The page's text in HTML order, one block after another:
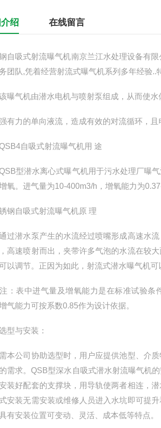
绍 在线留言
自吸式射流曝气机南京兰江水处理设备有
团队,凭着经营射流式曝气机系列多年经验..
机由潜水电机与喷射泵组成，从而使水
的单向液流，造成有效的对流循环，且
自吸式射流曝气机用 途
潜水离心式曝气机用于污水处理厂曝气
氧。进气量为10-400m3/h，增氧能力为
自吸式射流曝气机原 理
水泵产生的水流经过喷嘴形成高速水流
高速喷射而出，夹带许多气泡的水流在较
以调节。正因为如此，射流式潜水曝气机可
中进气量及增氧能力是在标准试验条件
气能力可按系数0.85作为设计依据。
与安装：
司协助选型时，用户应提供池型、介质
需求。QSB型深水自吸式潜水射流曝气机
装好配套的支撑块，用导轨使两者相连，
安装无需安装或维修人员进入水坑即可提
有安装位置可变动、灵活、成本低等特点。